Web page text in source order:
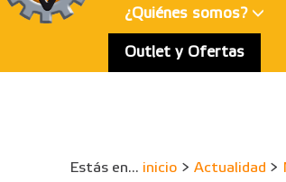
¿Quiénes somos?
Outlet y Ofertas
Estás en... inicio > Actualidad >